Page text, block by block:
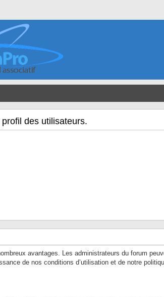
des utilisateurs.
avantages. Les administrateurs du forum
de nos conditions d’utilisation et de notre